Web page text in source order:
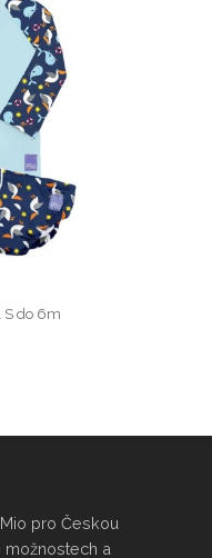
S do 6m
pro Českou
a